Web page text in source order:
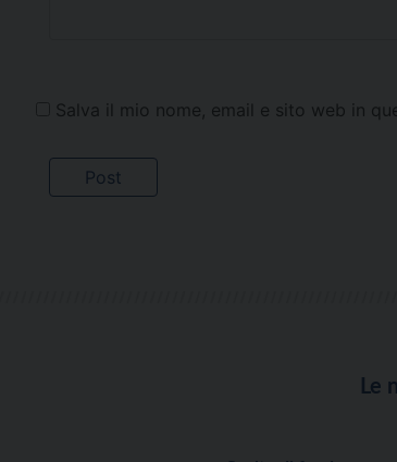
Salva il mio nome, email e sito web in
Le